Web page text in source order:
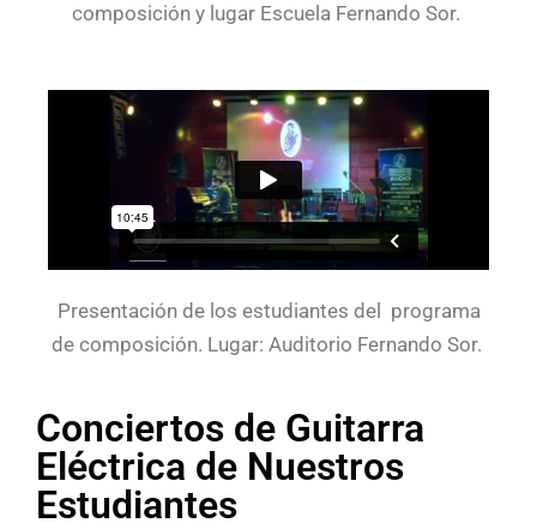
composición y lugar Escuela Fernando Sor.
Presentación de los estudiantes del programa
de composición. Lugar: Auditorio Fernando Sor.
Conciertos de Guitarra
Eléctrica de Nuestros
Estudiantes